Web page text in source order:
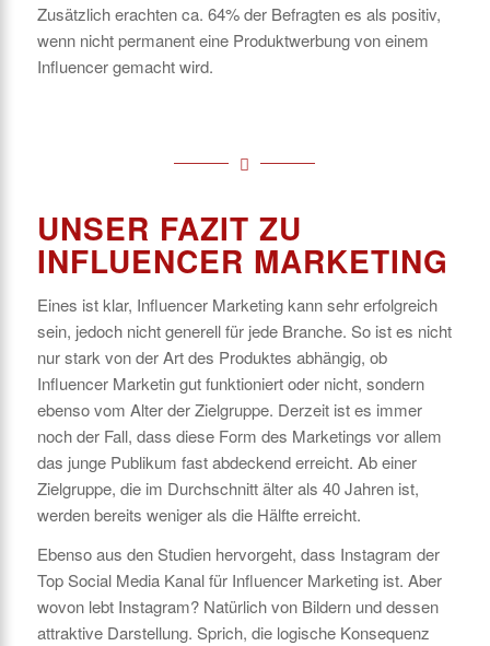
Zusätzlich erachten ca. 64% der Befragten es als positiv,
wenn nicht permanent eine Produktwerbung von einem
Influencer gemacht wird.
UNSER FAZIT ZU
INFLUENCER MARKETING
Eines ist klar, Influencer Marketing kann sehr erfolgreich
sein, jedoch nicht generell für jede Branche. So ist es nicht
nur stark von der Art des Produktes abhängig, ob
Influencer Marketin gut funktioniert oder nicht, sondern
ebenso vom Alter der Zielgruppe. Derzeit ist es immer
noch der Fall, dass diese Form des Marketings vor allem
das junge Publikum fast abdeckend erreicht. Ab einer
Zielgruppe, die im Durchschnitt älter als 40 Jahren ist,
werden bereits weniger als die Hälfte erreicht.
Ebenso aus den Studien hervorgeht, dass Instagram der
Top Social Media Kanal für Influencer Marketing ist. Aber
wovon lebt Instagram? Natürlich von Bildern und dessen
attraktive Darstellung. Sprich, die logische Konsequenz